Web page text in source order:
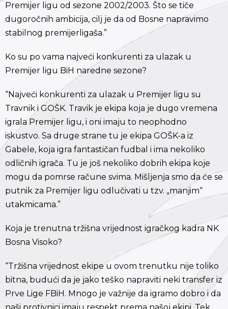
Premijer ligu od sezone 2002/2003. Što se tiče
dugoročnih ambicija, cilj je da od Bosne napravimo
stabilnog premijerligaša.”
Ko su po vama najveći konkurenti za ulazak u
Premijer ligu BiH naredne sezone?
“Najveći konkurenti za ulazak u Premijer ligu su
Travnik i GOŠK. Travik je ekipa koja je dugo vremena
igrala Premijer ligu, i oni imaju to neophodno
iskustvo. Sa druge strane tu je ekipa GOŠK-a iz
Gabele, koja igra fantastičan fudbal i ima nekoliko
odličnih igrača. Tu je još nekoliko dobrih ekipa koje
mogu da pomrse račune svima. Mišljenja smo da će se
putnik za Premijer ligu odlučivati u tzv. „manjim“
utakmicama.”
Koja je trenutna tržišna vrijednost igračkog kadra NK
Bosna Visoko?
“Tržišna vrijednost ekipe u ovom trenutku nije toliko
bitna, budući da je jako teško napraviti neki transfer iz
Prve Lige FBiH. Mnogo je važnije da igramo dobro i da